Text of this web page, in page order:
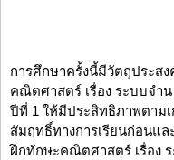
การศึกษาครั้งนี้มีวัตถุประส
คณิตศาสตร์ เรื่อง ระบบจำ
ปีที่ 1 ให้มีประสิทธิภาพตาม
สัมฤทธิ์ทางการเรียนก่อนแล
ฝึกทักษะคณิตศาสตร์ เรื่อง